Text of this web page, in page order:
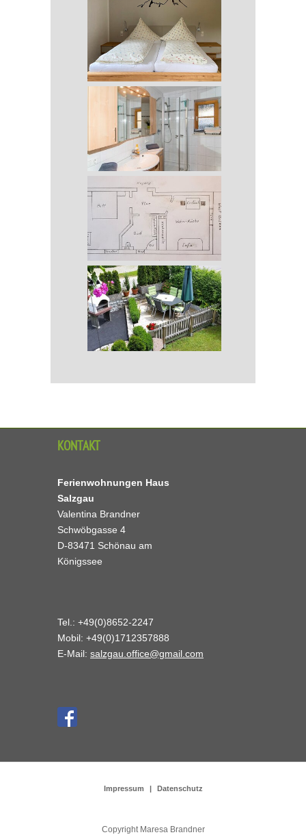
KONTAKT
Ferienwohnungen Haus
Salzgau
Valentina Brandner
Schwöbgasse 4
D-83471 Schönau am
Königssee
Tel.: +49(0)8652-2247
Mobil: +49(0)1712357888
E-Mail: salzgau.office@gmail.com
Impressum Datenschutz
Copyright Maresa Brandner